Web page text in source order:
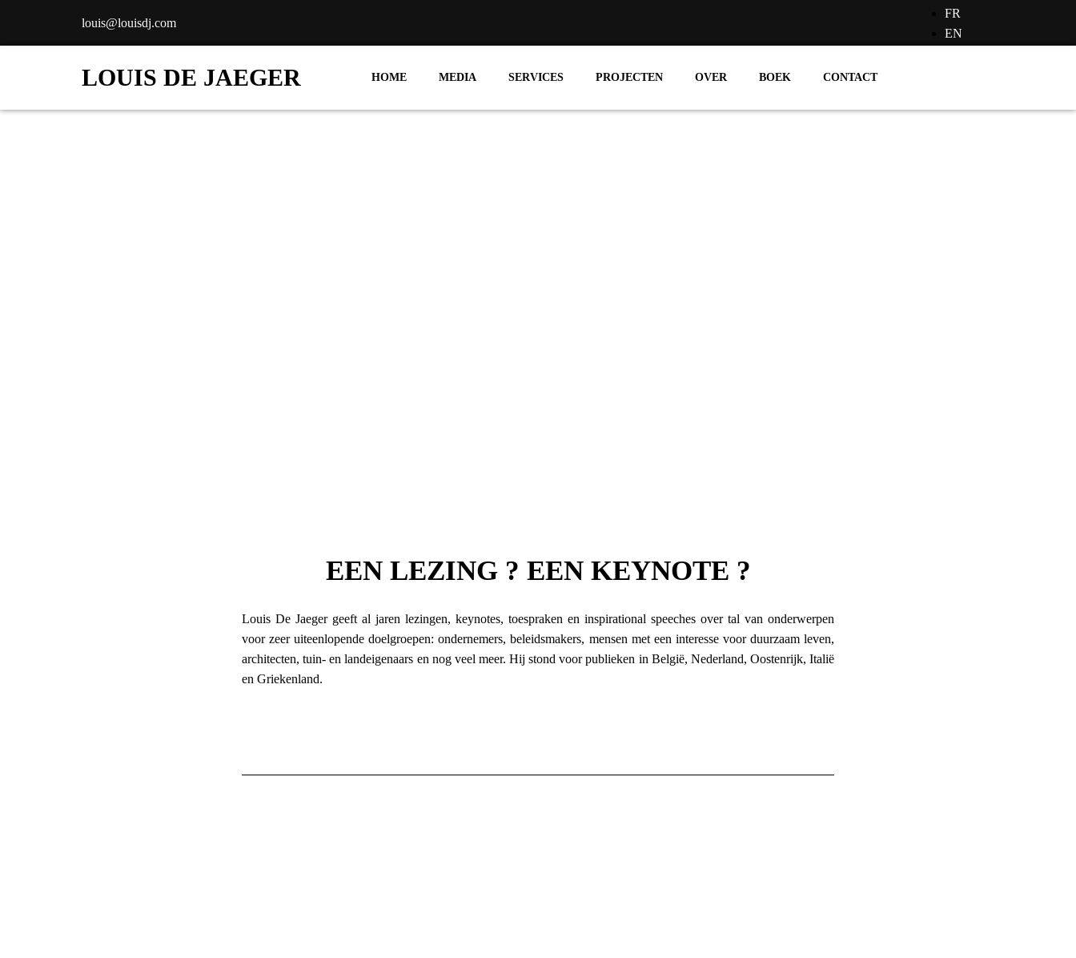
louis@louisdj.com
FR
EN
LOUIS DE JAEGER HOME MEDIA SERVICES PROJECTEN OVER BOEK CONTACT
EEN LEZING ? EEN KEYNOTE ?
Louis De Jaeger geeft al jaren lezingen, keynotes, toespraken en inspirational speeches over tal van onderwerpen
voor zeer uiteenlopende doelgroepen: ondernemers, beleidsmakers, mensen met een interesse voor duurzaam leven,
architecten, tuin- en landeigenaars en nog veel meer. Hij stond voor publieken in België, Nederland, Oostenrijk, Italië
en Griekenland.